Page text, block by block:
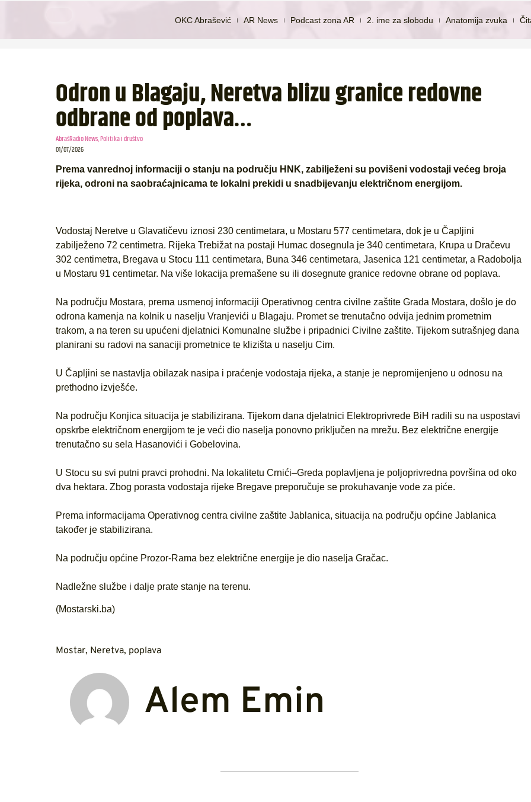
OKC Abrašević AR News Podcast zona AR 2. ime za slobodu Anatomija zvuka
Odron u Blagaju, Neretva blizu granice redovne
odbrane od poplava…
AbrašRadio News,Politika i društvo
01/07/2026
Prema vanrednoj informaciji o stanju na području HNK, zabilježeni su povišeni vodostaji većeg broja
rijeka, odroni na saobraćajnicama te lokalni prekidi u snadbijevanju električnom energijom.
Vodostaj Neretve u Glavatičevu iznosi 230 centimetara, u Mostaru 577 centimetara, dok je u Čapljini
zabilježeno 72 centimetra. Rijeka Trebižat na postaji Humac dosegnula je 340 centimetara, Krupa u Dračevu
302 centimetra, Bregava u Stocu 111 centimetara, Buna 346 centimetara, Jasenica 121 centimetar, a Radobolja
u Mostaru 91 centimetar. Na više lokacija premašene su ili dosegnute granice redovne obrane od poplava.
Na području Mostara, prema usmenoj informaciji Operativnog centra civilne zaštite Grada Mostara, došlo je do
odrona kamenja na kolnik u naselju Vranjevići u Blagaju. Promet se trenutačno odvija jednim prometnim
trakom, a na teren su upućeni djelatnici Komunalne službe i pripadnici Civilne zaštite. Tijekom sutrašnjeg dana
planirani su radovi na sanaciji prometnice te klizišta u naselju Cim.
U Čapljini se nastavlja obilazak nasipa i praćenje vodostaja rijeka, a stanje je nepromijenjeno u odnosu na
prethodno izvješće.
Na području Konjica situacija je stabilizirana. Tijekom dana djelatnici Elektroprivrede BiH radili su na uspostavi
opskrbe električnom energijom te je veći dio naselja ponovno priključen na mrežu. Bez električne energije
trenutačno su sela Hasanovići i Gobelovina.
U Stocu su svi putni pravci prohodni. Na lokalitetu Crnići–Greda poplavljena je poljoprivredna površina od oko
dva hektara. Zbog porasta vodostaja rijeke Bregave preporučuje se prokuhavanje vode za piće.
Prema informacijama Operativnog centra civilne zaštite Jablanica, situacija na području općine Jablanica
također je stabilizirana.
Na području općine Prozor-Rama bez električne energije je dio naselja Gračac.
Nadležne službe i dalje prate stanje na terenu.
(Mostarski.ba)
Mostar, Neretva, poplava
Alem Emin